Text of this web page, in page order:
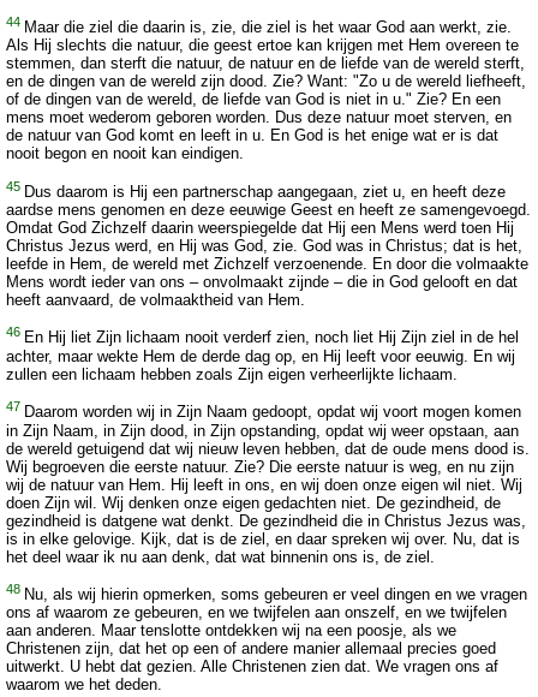
44 Maar die ziel die daarin is, zie, die ziel is het waar God aan werkt, zie.
Als Hij slechts die natuur, die geest ertoe kan krijgen met Hem overeen te
stemmen, dan sterft die natuur, de natuur en de liefde van de wereld sterft,
en de dingen van de wereld zijn dood. Zie? Want: "Zo u de wereld liefheeft,
of de dingen van de wereld, de liefde van God is niet in u." Zie? En een
mens moet wederom geboren worden. Dus deze natuur moet sterven, en
de natuur van God komt en leeft in u. En God is het enige wat er is dat
nooit begon en nooit kan eindigen.
45 Dus daarom is Hij een partnerschap aangegaan, ziet u, en heeft deze
aardse mens genomen en deze eeuwige Geest en heeft ze samengevoegd.
Omdat God Zichzelf daarin weerspiegelde dat Hij een Mens werd toen Hij
Christus Jezus werd, en Hij was God, zie. God was in Christus; dat is het,
leefde in Hem, de wereld met Zichzelf verzoenende. En door die volmaakte
Mens wordt ieder van ons – onvolmaakt zijnde – die in God gelooft en dat
heeft aanvaard, de volmaaktheid van Hem.
46 En Hij liet Zijn lichaam nooit verderf zien, noch liet Hij Zijn ziel in de hel
achter, maar wekte Hem de derde dag op, en Hij leeft voor eeuwig. En wij
zullen een lichaam hebben zoals Zijn eigen verheerlijkte lichaam.
47 Daarom worden wij in Zijn Naam gedoopt, opdat wij voort mogen komen
in Zijn Naam, in Zijn dood, in Zijn opstanding, opdat wij weer opstaan, aan
de wereld getuigend dat wij nieuw leven hebben, dat de oude mens dood is.
Wij begroeven die eerste natuur. Zie? Die eerste natuur is weg, en nu zijn
wij de natuur van Hem. Hij leeft in ons, en wij doen onze eigen wil niet. Wij
doen Zijn wil. Wij denken onze eigen gedachten niet. De gezindheid, de
gezindheid is datgene wat denkt. De gezindheid die in Christus Jezus was,
is in elke gelovige. Kijk, dat is de ziel, en daar spreken wij over. Nu, dat is
het deel waar ik nu aan denk, dat wat binnenin ons is, de ziel.
48 Nu, als wij hierin opmerken, soms gebeuren er veel dingen en we vragen
ons af waarom ze gebeuren, en we twijfelen aan onszelf, en we twijfelen
aan anderen. Maar tenslotte ontdekken wij na een poosje, als we
Christenen zijn, dat het op een of andere manier allemaal precies goed
uitwerkt. U hebt dat gezien. Alle Christenen zien dat. We vragen ons af
waarom we het deden.